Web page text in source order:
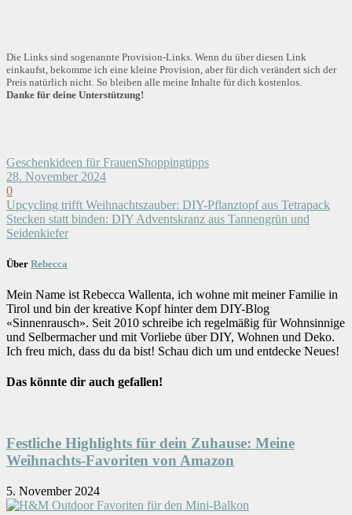
Die Links sind sogenannte Provision-Links. Wenn du über diesen Link
einkaufst, bekomme ich eine kleine Provision, aber für dich verändert sich der
Preis natürlich nicht. So bleiben alle meine Inhalte für dich kostenlos.
Danke für deine Unterstützung!
Geschenkideen für FrauenShoppingtipps
28. November 2024
0
Upcycling trifft Weihnachtszauber: DIY-Pflanztopf aus Tetrapack
Stecken statt binden: DIY Adventskranz aus Tannengrün und
Seidenkiefer
Über Rebecca
Mein Name ist Rebecca Wallenta, ich wohne mit meiner Familie in
Tirol und bin der kreative Kopf hinter dem DIY-Blog
«Sinnenrausch». Seit 2010 schreibe ich regelmäßig für Wohnsinnige
und Selbermacher und mit Vorliebe über DIY, Wohnen und Deko.
Ich freu mich, dass du da bist! Schau dich um und entdecke Neues!
Das könnte dir auch gefallen!
Festliche Highlights für dein Zuhause: Meine
Weihnachts-Favoriten von Amazon
5. November 2024